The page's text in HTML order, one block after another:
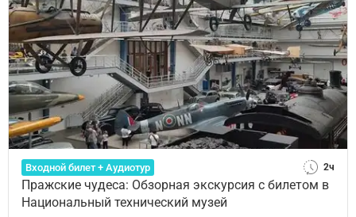
Входной билет + Аудиотур 2ч
Пражские чудеса: Обзорная экскурсия с билетом в
Национальный технический музей